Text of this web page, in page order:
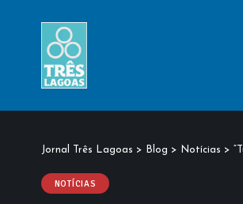
Jornal Três Lagoas > Blog > Notícias >
NOTÍCIAS